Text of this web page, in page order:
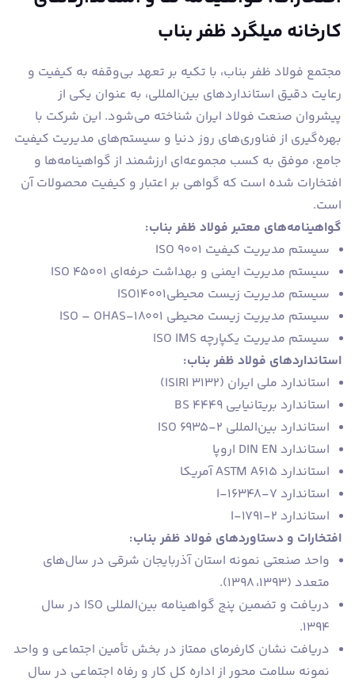
کارخانه میلگرد ظفر بناب
مجتمع فولاد ظفر بناب، با تکیه بر تعهد بی‌وقفه به کیفیت و
رعایت دقیق استانداردهای بین‌المللی، به عنوان یکی از
پیشروان صنعت فولاد ایران شناخته می‌شود. این شرکت با
بهره‌گیری از فناوری‌های روز دنیا و سیستم‌های مدیریت کیفیت
جامع، موفق به کسب مجموعه‌ای ارزشمند از گواهینامه‌ها و
افتخارات شده است که گواهی بر اعتبار و کیفیت محصولات آن
است.
گواهینامه‌های معتبر فولاد ظفر بناب:
سیستم مدیریت کیفیت ISO 9001
سیستم مدیریت ایمنی و بهداشت حرفه‌ای ISO 45001
سیستم مدیریت زیست محیطیISO14001
سیستم مدیریت زیست محیطی ISO – OHAS-18001
سیستم مدیریت یکپارچه ISO IMS
استانداردهای فولاد ظفر بناب:
استاندارد ملی ایران (ISIRI 3132)
استاندارد بریتانیایی BS 4449
استاندارد بین‌المللی ISO 6935-2
استاندارد DIN EN اروپا
استاندارد ASTM A615 آمریکا
استاندارد 7-I-16348
استاندارد 2-I-1791
افتخارات و دستاوردهای فولاد ظفر بناب:
واحد صنعتی نمونه استان آذربایجان شرقی در سال‌های
متعدد (۱۳۹۳، ۱۳۹۸).
دریافت و تضمین پنج گواهینامه بین‌المللی ISO در سال
۱۳۹۴.
دریافت نشان کارفرمای ممتاز در بخش تأمین اجتماعی و واحد
نمونه سلامت محور از اداره کل کار و رفاه اجتماعی در سال